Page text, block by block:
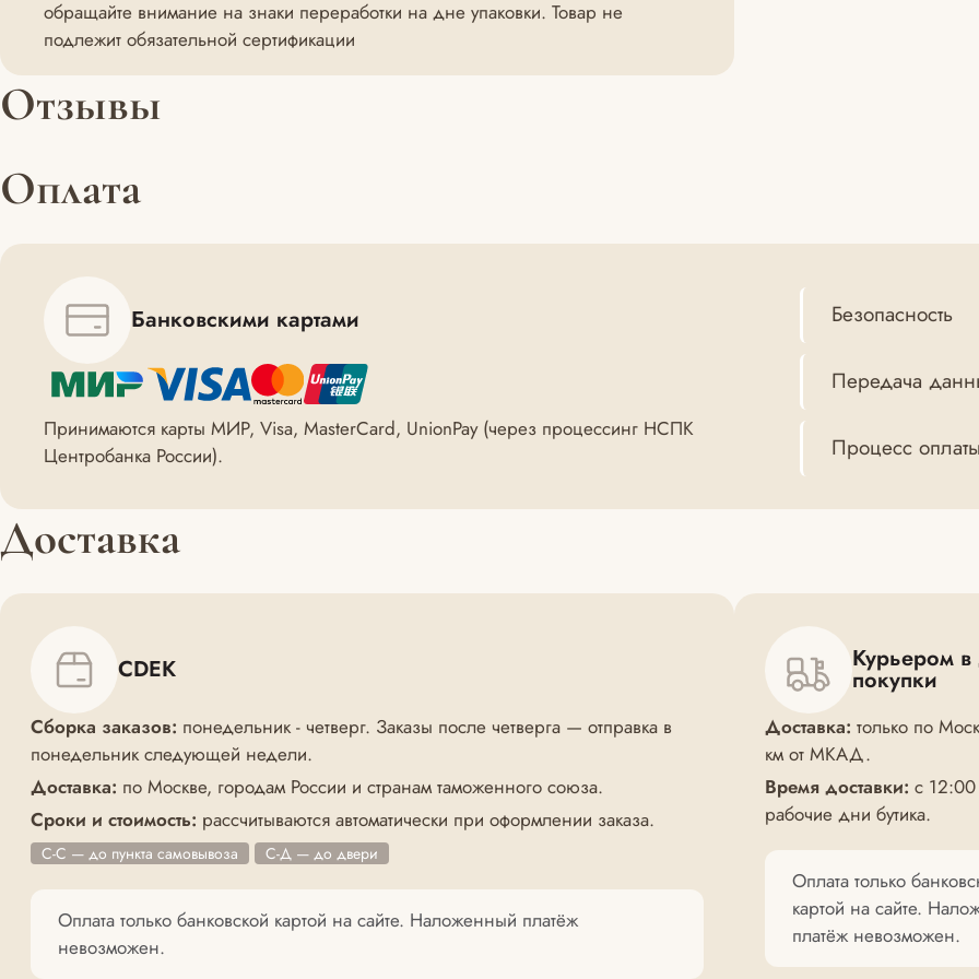
обращайте внимание на знаки переработки на дне упаковки. Товар не
подлежит обязательной сертификации
Отзывы
Оплата
Банковскими картами
Принимаются карты МИР, Visa, MasterCard, UnionPay (через процессинг НСПК
Центробанка России).
Безопасность
Передача
Процесс
Доставка
CDEK
Сборка заказов: понедельник - четверг. Заказы после четверга — отправка в
понедельник следующей недели.
Доставка: по Москве, городам России и странам таможенного союза.
Сроки и стоимость: рассчитываются автоматически при оформлении заказа.
С-С — до пункта самовывоза С-Д — до двери
Оплата только банковской картой на сайте. Наложенный платёж
невозможен.
Курьером
покупки
Доставка: только по
км от МКАД.
Время доставки: с
рабочие дни бутика.
Оплата только
картой на сайте.
платёж невозможен.